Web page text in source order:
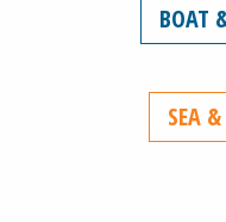
BOAT
SEA